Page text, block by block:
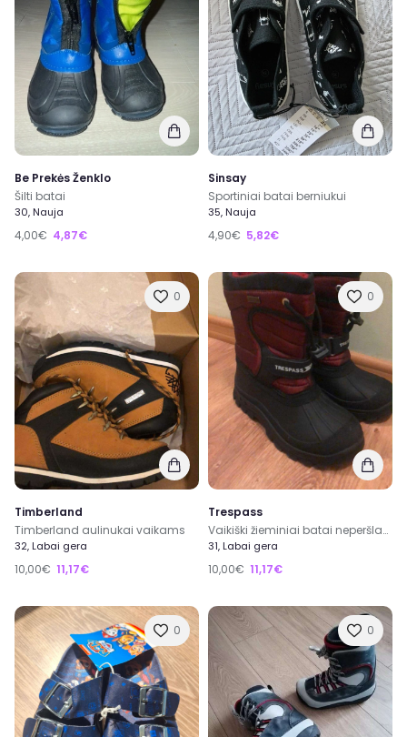
Be Prekės Ženklo
Šilti batai
30, Nauja
4,00€ 4,87€
Sinsay
Sportiniai batai berniukui
35, Nauja
4,90€ 5,82€
0
Timberland
Timberland aulinukai vaikams
32, Labai gera
10,00€ 11,17€
0
Trespass
Vaikiški žieminiai batai neperšlampami
31, Labai gera
10,00€ 11,17€
0 0